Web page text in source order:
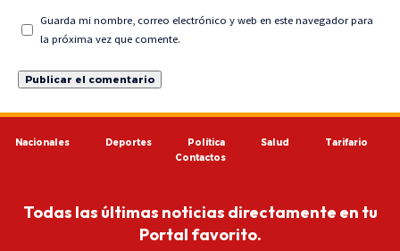
Guarda mi nombre, correo electrónico y web en este navegador para
la próxima vez que comente.
Nacionales Deportes Política Salud
Tarifario
Contactos
Todas las últimas noticias directamente en tu
Portal favorito.